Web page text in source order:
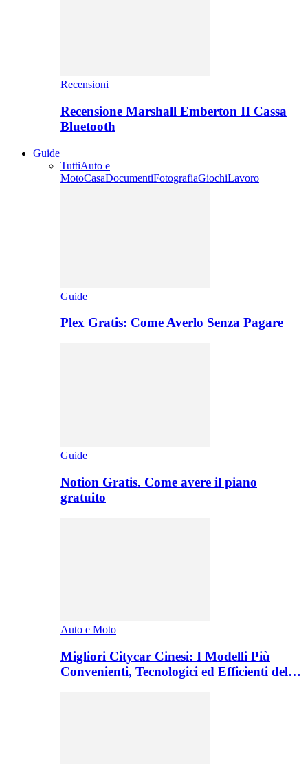
Recensioni
Recensione Marshall Emberton II Cassa
Bluetooth
Guide
TuttiAuto e
MotoCasaDocumentiFotografiaGiochiLavoro
Guide
Plex Gratis: Come Averlo Senza Pagare
Guide
Notion Gratis. Come avere il piano
gratuito
Auto e Moto
Migliori Citycar Cinesi: I Modelli Più
Convenienti, Tecnologici ed Efficienti del…